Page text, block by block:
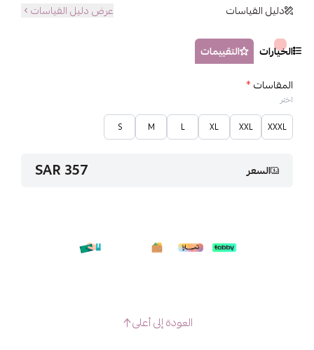
دليل القياسات عرض دليل القياسات
الخيارات
التقييمات
المقاسات*
اختر
XXXL
XXL
XL
L
M
S
السعر 357 SAR
العودة إلى أعلى